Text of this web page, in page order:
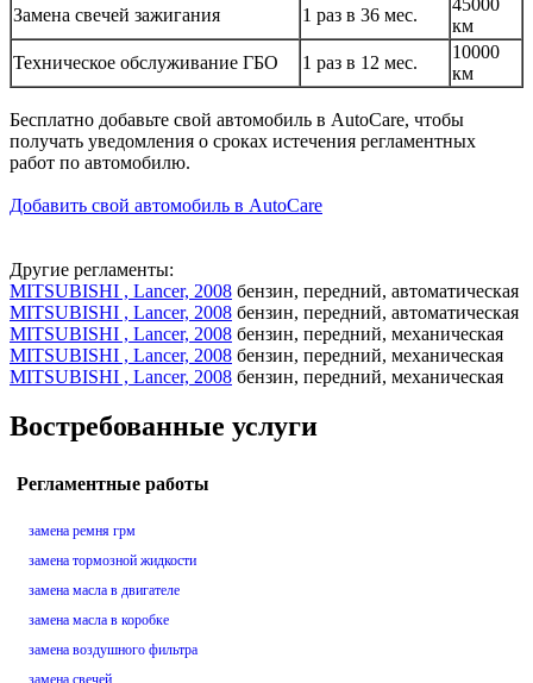
Замена свечей зажигания
1 раз в 36 мес.
км
Техническое обслуживание ГБО
1 раз в 12 мес.
10000
км
Бесплатно добавьте свой автомобиль в AutoCare, чтобы
получать уведомления о сроках истечения регламентных
работ по автомобилю.
Добавить свой автомобиль в AutoCare
Другие регламенты:
MITSUBISHI , Lancer, 2008 бензин, передний, автоматическая
MITSUBISHI , Lancer, 2008 бензин, передний, автоматическая
MITSUBISHI , Lancer, 2008 бензин, передний, механическая
MITSUBISHI , Lancer, 2008 бензин, передний, механическая
MITSUBISHI , Lancer, 2008 бензин, передний, механическая
Востребованные услуги
Регламентные работы
замена ремня грм
замена тормозной жидкости
замена масла в двигателе
замена масла в коробке
замена воздушного фильтра